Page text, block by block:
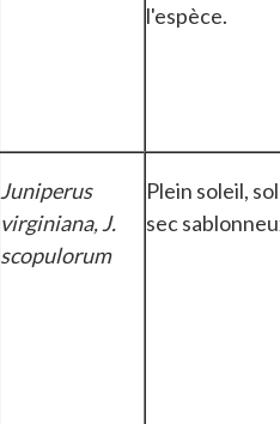
l'espèce.
Juniperus
virginiana, J.
scopulorum
Plein soleil, sol
sec